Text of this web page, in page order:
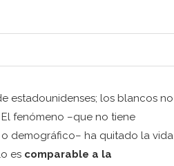
estadounidenses; los blancos no
fenómeno –que no tiene
demográfico– ha quitado la vida
es comparable a la